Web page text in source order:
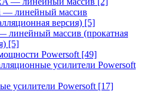
— линейный массив
версия) [5]
линейный массив (прокатная
[5]
Powersoft [49]
усилители Powersoft
усилители Powersoft [17]